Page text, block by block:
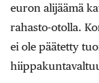
euron alijäämä
rahasto-otolla.
ei ole päätetty